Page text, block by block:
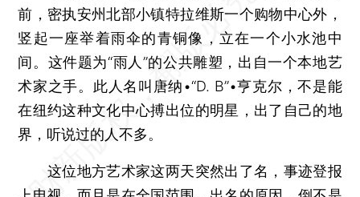
前，密执安州北部小镇特拉维斯一个购物中心外，
竖起一座举着雨伞的青铜像，立在一个小水池中
间。这件题为“雨人”的公共雕塑，出自一个本地艺
术家之手。此人名叫唐纳•“D. B”•亨克尔，不是能
在纽约这种文化中心搏出位的明星，出了自己的地
界，听说过的人不多。
这位地方艺术家这两天突然出了名，事迹登报